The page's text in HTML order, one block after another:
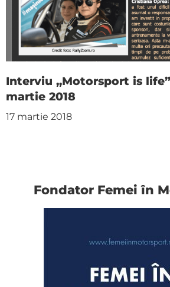
Interviu „Motorsport is
martie 2018
17 martie 2018
Fondator Femei în